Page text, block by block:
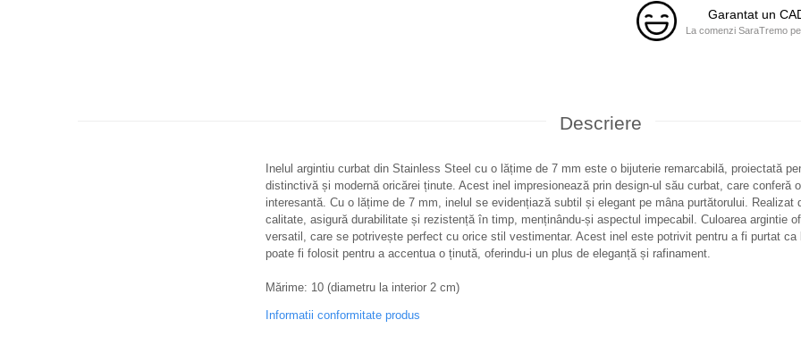
Garantat un
La comenzi SaraTremo
Descriere
Inelul argintiu curbat din Stainless Steel cu o lățime de 7 mm este o bijuterie remarcabilă, proiectată
distinctivă și modernă oricărei ținute. Acest inel impresionează prin design-ul său curbat, care conferă
interesantă. Cu o lățime de 7 mm, inelul se evidențiază subtil și elegant pe mâna purtătorului. Realizat
calitate, asigură durabilitate și rezistență în timp, menținându-și aspectul impecabil. Culoarea argintie
versatil, care se potrivește perfect cu orice stil vestimentar. Acest inel este potrivit pentru a fi purtat ca
poate fi folosit pentru a accentua o ținută, oferindu-i un plus de eleganță și rafinament.
Mărime: 10 (diametru la interior 2 cm)
Informatii conformitate produs